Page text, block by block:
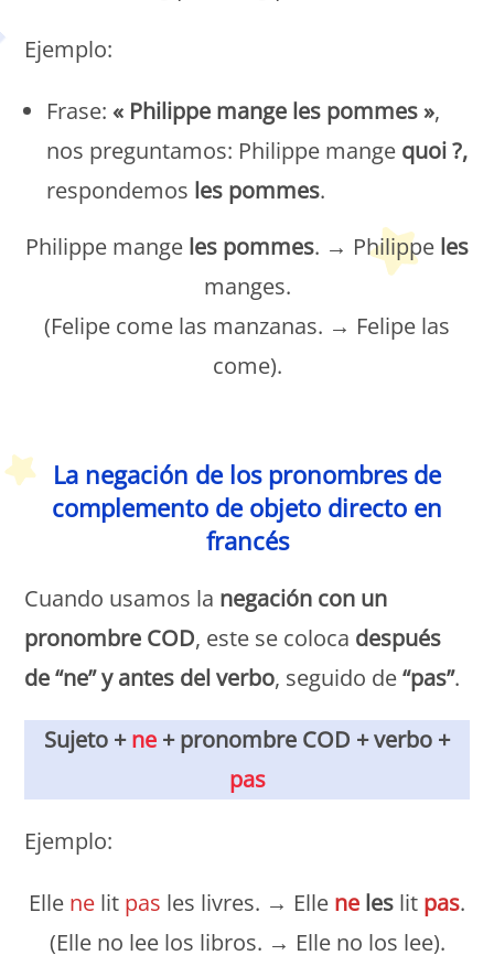
Ejemplo:
Frase:« Philippe mange les pommes »,
nos preguntamos: Philippe mange quoi ?,
respondemos les pommes.
Philippe mange les pommes. → Philippe les
manges.
(Felipe come las manzanas. → Felipe las
come).
La negación de los pronombres de
complemento de objeto directo en
francés
Cuando usamos la negación con un
pronombre COD, este se coloca después
de “ne” y antes del verbo, seguido de“pas”.
Sujeto +ne + pronombre COD + verbo +
pas
Ejemplo:
Elle ne lit pas les livres. → Elle ne les lit pas.
(Elle no lee los libros. → Elle no los lee).